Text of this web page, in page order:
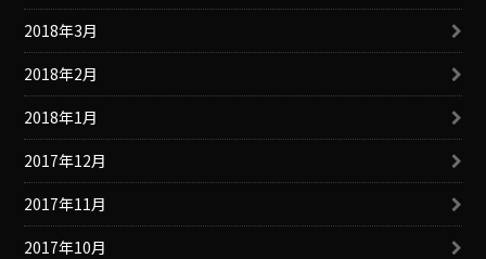
2018年3月
2018年2月
2018年1月
2017年12月
2017年11月
2017年10月